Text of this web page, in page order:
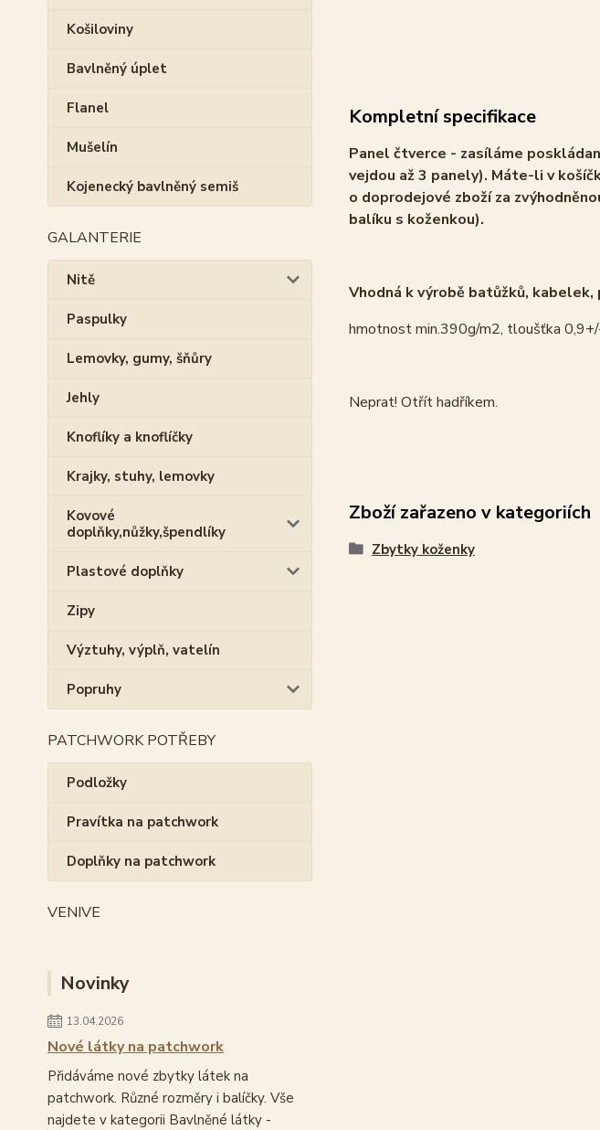
Košiloviny
Bavlněný úplet
Flanel
Mušelín
Kojenecký bavlněný semiš
GALANTERIE
Nitě
Paspulky
Lemovky, gumy, šňůry
Jehly
Knoflíky a knoflíčky
Krajky, stuhy, lemovky
Kovové
doplňky,nůžky,špendlíky
Plastové doplňky
Zipy
Výztuhy, výplň, vatelín
Popruhy
PATCHWORK POTŘEBY
Podložky
Pravítka na patchwork
Doplňky na patchwork
VENIVE
Novinky
13.04.2026
Nové látky na patchwork
Přidáváme nové zbytky látek na
patchwork. Různé rozměry i balíčky. Vše
najdete v kategorii Bavlněné látky -
Kompletní specifikace
Panel čtverce - zasíláme
vejdou až 3 panely). Máte-li v
o doprodejové zboží za
balíku s koženkou).
Vhodná k výrobě batůžků, kabelek,
hmotnost min.390g/m2, tloušťka
Neprat! Otřít hadříkem.
Zboží zařazeno v kategoriích
Zbytky koženky